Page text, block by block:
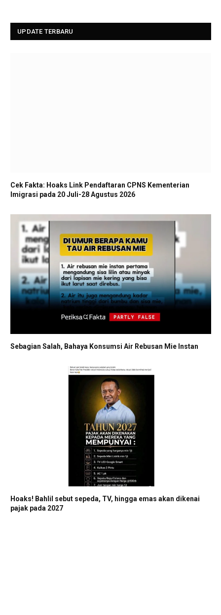
UPDATE TERBARU
Cek Fakta: Hoaks Link Pendaftaran CPNS Kementerian
Imigrasi pada 20 Juli-28 Agustus 2026
Sebagian Salah, Bahaya Konsumsi Air Rebusan Mie Instan
Hoaks! Bahlil sebut sepeda, TV, hingga emas akan dikenai
pajak pada 2027